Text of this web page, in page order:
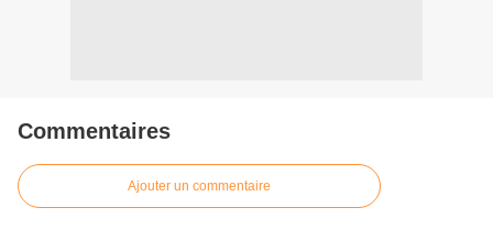
Commentaires
Ajouter un commentaire